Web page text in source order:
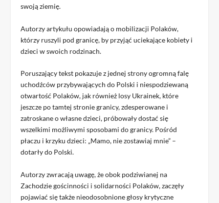
swoją ziemię.
Autorzy artykułu opowiadają o mobilizacji Polaków,
którzy ruszyli pod granicę, by przyjąć uciekające kobiety i
dzieci w swoich rodzinach.
Poruszający tekst pokazuje z jednej strony ogromną falę
uchodźców przybywających do Polski i niespodziewaną
otwartość Polaków, jak również losy Ukrainek, które
jeszcze po tamtej stronie granicy, zdesperowane i
zatroskane o własne dzieci, próbowały dostać się
wszelkimi możliwymi sposobami do granicy. Pośród
płaczu i krzyku dzieci: „Mamo, nie zostawiaj mnie” –
dotarły do Polski.
Autorzy zwracają uwagę, że obok podziwianej na
Zachodzie gościnności i solidarności Polaków, zaczęły
pojawiać się także nieodosobnione głosy krytyczne